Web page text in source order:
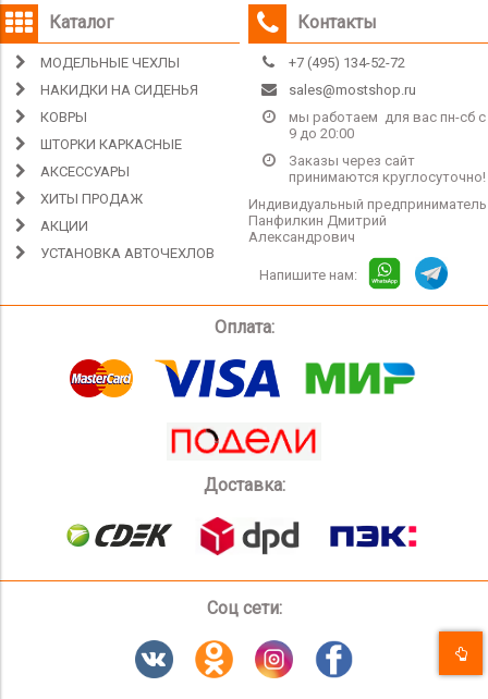
Каталог
МОДЕЛЬНЫЕ ЧЕХЛЫ
НАКИДКИ НА СИДЕНЬЯ
КОВРЫ
ШТОРКИ КАРКАСНЫЕ
АКСЕССУАРЫ
ХИТЫ ПРОДАЖ
АКЦИИ
УСТАНОВКА АВТОЧЕХЛОВ
Контакты
+7 (495) 134-52-72
sales@mostshop.ru
мы работаем для вас пн-сб с
9 до 20:00
Заказы через сайт
принимаются круглосуточно!
Индивидуальный предприниматель
Панфилкин Дмитрий
Александрович
Напишите нам:
Оплата:
Доставка:
Соц сети: